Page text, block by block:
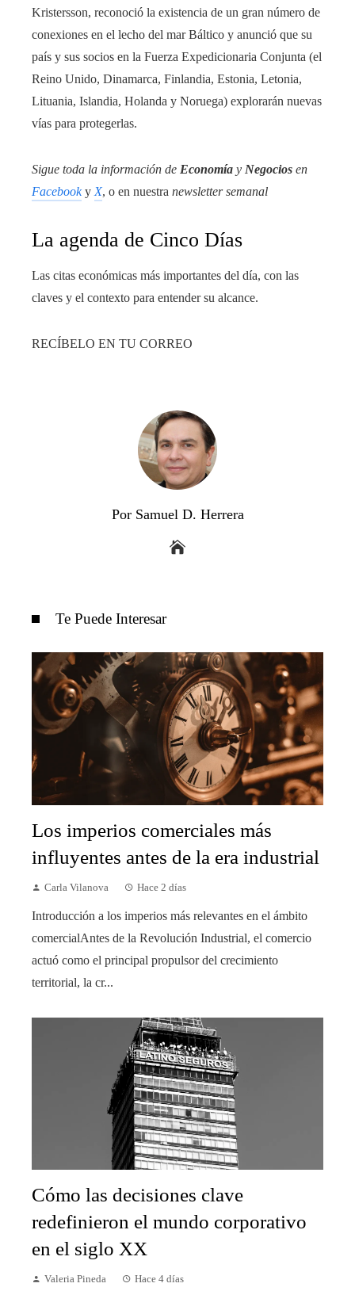
Kristersson, reconoció la existencia de un gran número de
conexiones en el lecho del mar Báltico y anunció que su
país y sus socios en la Fuerza Expedicionaria Conjunta (el
Reino Unido, Dinamarca, Finlandia, Estonia, Letonia,
Lituania, Islandia, Holanda y Noruega) explorarán nuevas
vías para protegerlas.
Sigue toda la información de Economía y Negocios en
Facebooky X, o en nuestra newsletter semanal
La agenda de Cinco Días
Las citas económicas más importantes del día, con las
claves y el contexto para entender su alcance.
RECÍBELO EN TU CORREO
Por Samuel D. Herrera
Te Puede Interesar
Los imperios comerciales más
influyentes antes de la era industrial
Carla Vilanova Hace 2 días
Introducción a los imperios más relevantes en el ámbito
comercialAntes de la Revolución Industrial, el comercio
actuó como el principal propulsor del crecimiento
territorial, la cr...
Cómo las decisiones clave
redefinieron el mundo corporativo
en el siglo XX
Valeria Pineda Hace 4 días